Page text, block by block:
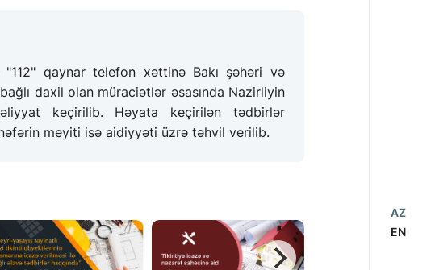
qaynar telefon xəttinə Bakı şəhəri və
daxil olan müraciətlər əsasında Nazirliyin
keçirilib. Həyata keçirilən tədbirlər
meyiti isə aidiyyəti üzrə təhvil verilib.
AZ
EN